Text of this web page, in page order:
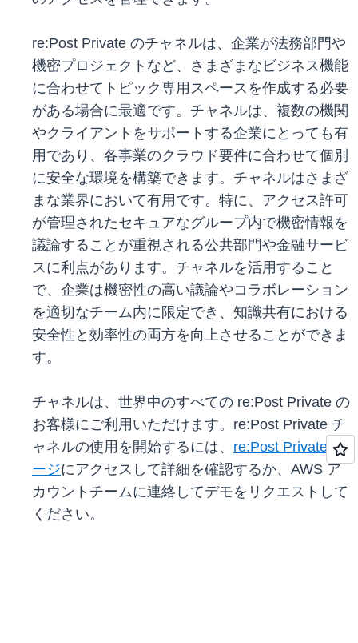
re:Post Private のチャネルは、企業が法務部門や
機密プロジェクトなど、さまざまなビジネス機能
に合わせてトピック専用スペースを作成する必要
がある場合に最適です。チャネルは、複数の機関
やクライアントをサポートする企業にとっても有
用であり、各事業のクラウド要件に合わせて個別
に安全な環境を構築できます。チャネルはさまざ
まな業界において有用です。特に、アクセス許可
が管理されたセキュアなグループ内で機密情報を
議論することが重視される公共部門や金融サービ
スに利点があります。チャネルを活用すること
で、企業は機密性の高い議論やコラボレーション
を適切なチーム内に限定でき、知識共有における
安全性と効率性の両方を向上させることができま
す。
チャネルは、世界中のすべての re:Post Private の
お客様にご利用いただけます。re:Post Private チ
ャネルの使用を開始するには、 re:Post Private ペ
ージにアクセスして詳細を確認するか、AWS ア
カウントチームに連絡してデモをリクエストして
ください。